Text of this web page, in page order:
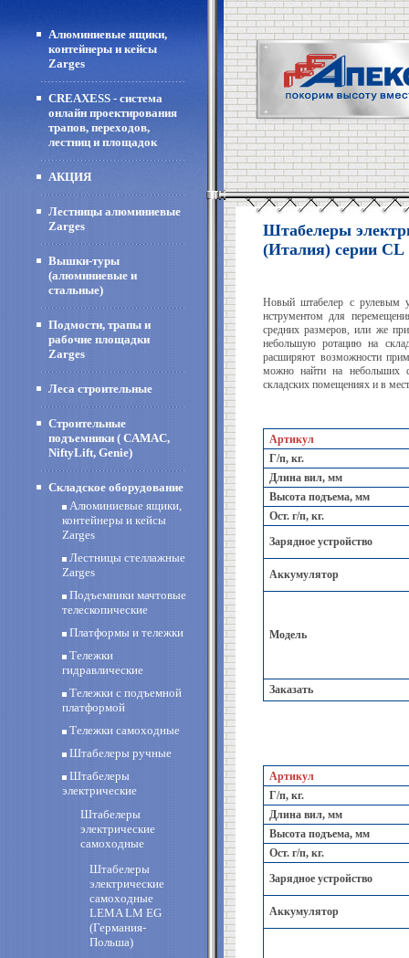
Алюминиевые ящики,
контейнеры и кейсы
Zarges
CREAXESS - система
онлайн проектирования
трапов, переходов,
лестниц и площадок
АКЦИЯ
Лестницы алюминиевые
Zarges
Вышки-туры
(алюминиевые и
стальные)
Подмости, трапы и
рабочие площадки
Zarges
Леса строительные
Строительные
подъемники ( CAMAC,
NiftyLift, Genie)
Складское оборудование
Алюминиевые ящики,
контейнеры и кейсы
Zarges
Лестницы стеллажные
Zarges
Подъемники мачтовые
телескопические
Платформы и тележки
Тележки
гидравлические
Тележки с подъемной
платформой
Тележки самоходные
Штабелеры ручные
Штабелеры
электрические
Штабелеры
электрические
самоходные
Штабелеры
электрические
самоходные
LEMA LM EG
(Германия-
Польша)
Штабелеры
(Италия) cерии CL
Новый штабелер с рулевым
нструментом для
средних размеров, или же
небольшую ротацию на
расширяют возможности
можно найти на небольших
складских помещениях и в
Артикул
Г/п, кг.
Длина вил, мм
Высота подъема, мм
Ост. г/п, кг.
Зарядное устройство
Аккумулятор
Модель
Заказать
Артикул
Г/п, кг.
Длина вил, мм
Высота подъема, мм
Ост. г/п, кг.
Зарядное устройство
Аккумулятор